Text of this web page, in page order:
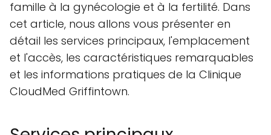
Introduction à la Clinique
CloudMed Griffintown
institution médicale de confiance située à 210